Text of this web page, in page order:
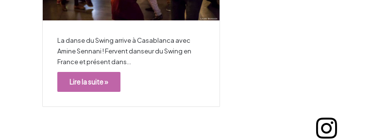
La danse du Swing arrive à Casablanca avec
Amine Sennani ! Fervent danseur du Swing en
France et présent dans…
Lire la suite »